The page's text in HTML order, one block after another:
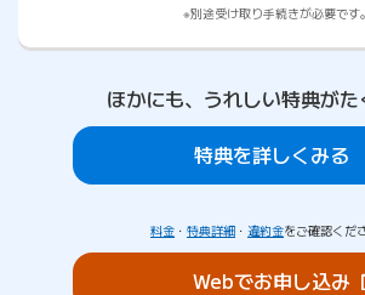
別途受け取り手続きが必要です。
ほかにも、うれしい特典がた
特典を詳しくみる
料金 ・ 特典詳細 ・ 違約金をご確認くだ
Webでお申し込み